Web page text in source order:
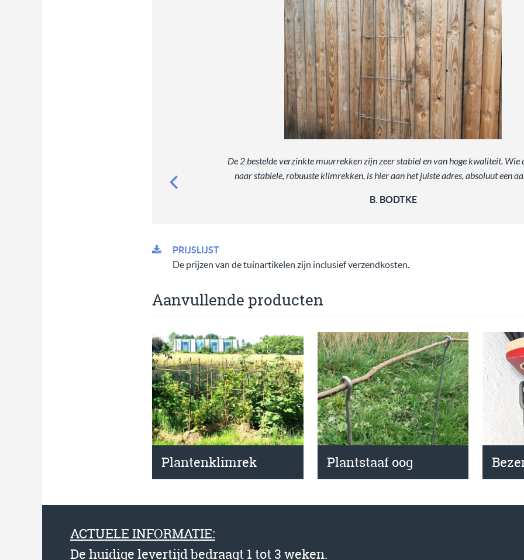
De 2 bestelde verzinkte muurrekken zijn zeer stabiel en van hoge kwaliteit. Wie
naar stabiele, robuuste klimrekken, is hier aan het juiste adres, absoluut een
B. BODTKE
PRIJSLIJST
De prijzen van de tuinartikelen zijn inclusief verzendkosten.
Aanvullende producten
Plantenklimrek Plantstaaf oog
ACTUELE INFORMATIE:
De huidige levertijd bedraagt 1 tot 3 weken.